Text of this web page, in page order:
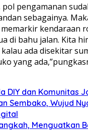
pol pengamanan
sebagainya.
kendaraan
di bahu jalan. Kita
ada disekitar
yang
DIY dan Komunitas
Sembako, Wujud
Menguatkan